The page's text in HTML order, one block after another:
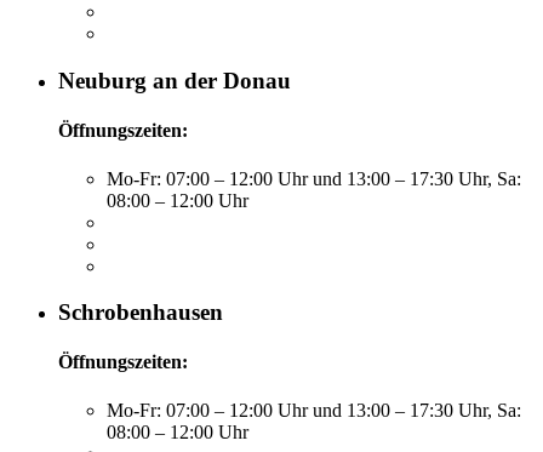
Neuburg an der Donau
Öffnungszeiten:
Mo-Fr: 07:00 – 12:00 Uhr und 13:00 – 17:30 Uhr, Sa:
08:00 – 12:00 Uhr
Schrobenhausen
Öffnungszeiten:
Mo-Fr: 07:00 – 12:00 Uhr und 13:00 – 17:30 Uhr, Sa:
08:00 – 12:00 Uhr